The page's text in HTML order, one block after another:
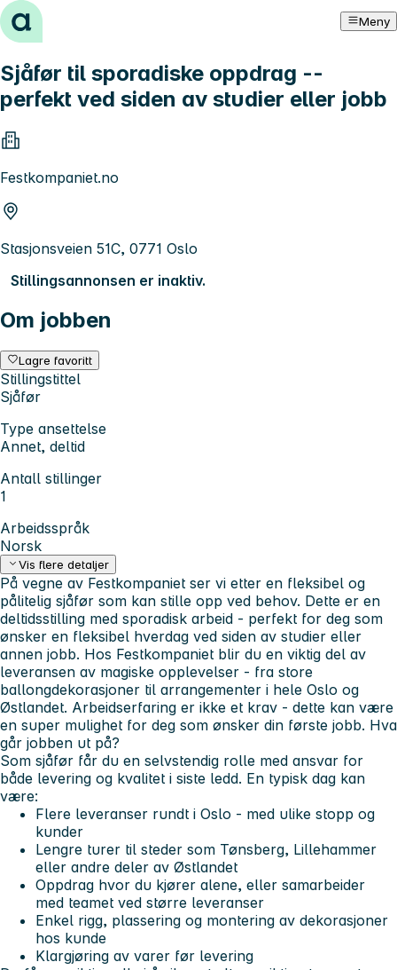
Hopp til innhold Meny
Sjåfør til sporadiske oppdrag --
perfekt ved siden av studier eller jobb
Festkompaniet.no
Stasjonsveien 51C, 0771 Oslo
Stillingsannonsen er inaktiv.
Om jobben
Lagre favoritt
Stillingstittel
Sjåfør
Type ansettelse
Annet, deltid
Antall stillinger
1
Arbeidsspråk
Norsk
Vis flere detaljer
På vegne av Festkompaniet ser vi etter en fleksibel og
pålitelig sjåfør som kan stille opp ved behov. Dette er en
deltidsstilling med sporadisk arbeid - perfekt for deg som
ønsker en fleksibel hverdag ved siden av studier eller
annen jobb. Hos Festkompaniet blir du en viktig del av
leveransen av magiske opplevelser - fra store
ballongdekorasjoner til arrangementer i hele Oslo og
Østlandet. Arbeidserfaring er ikke et krav - dette kan være
en super mulighet for deg som ønsker din første jobb. Hva
går jobben ut på?
Som sjåfør får du en selvstendig rolle med ansvar for
både levering og kvalitet i siste ledd. En typisk dag kan
være:
Flere leveranser rundt i Oslo - med ulike stopp og
kunder
Lengre turer til steder som Tønsberg, Lillehammer
eller andre deler av Østlandet
Oppdrag hvor du kjører alene, eller samarbeider
med teamet ved større leveranser
Enkel rigg, plassering og montering av dekorasjoner
hos kunde
Klargjøring av varer før levering